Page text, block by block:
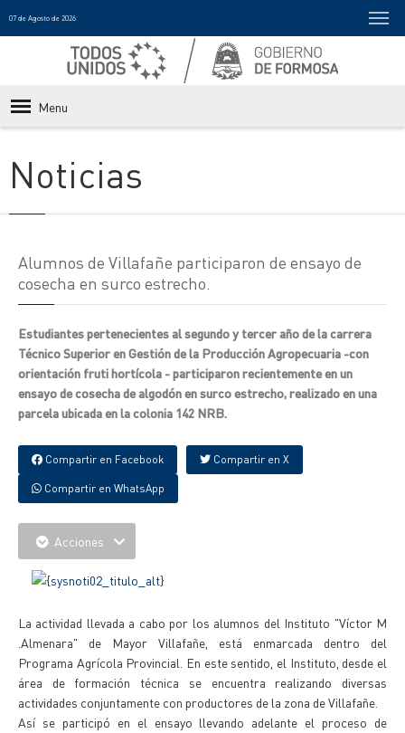
07 de Agosto de 2026
Menu
Noticias
Alumnos de Villafañe participaron de ensayo de
cosecha en surco estrecho.
Estudiantes pertenecientes al segundo y tercer año de la carrera
Técnico Superior en Gestión de la Producción Agropecuaria -con
orientación fruti hortícola - participaron recientemente en un
ensayo de cosecha de algodón en surco estrecho, realizado en una
parcela ubicada en la colonia 142 NRB.
Compartir en Facebook Compartir en X
Compartir en WhatsApp
Acciones
La actividad llevada a cabo por los alumnos del Instituto "Víctor M
.Almenara" de Mayor Villafañe, está enmarcada dentro del
Programa Agrícola Provincial. En este sentido, el Instituto, desde el
área de formación técnica se encuentra realizando diversas
actividades conjuntamente con productores de la zona de Villafañe.
Así se participó en el ensayo llevando adelante el proceso de